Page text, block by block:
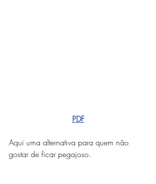
PDF
Aqui uma alternativa para quem não
gostar de ficar pegajoso.